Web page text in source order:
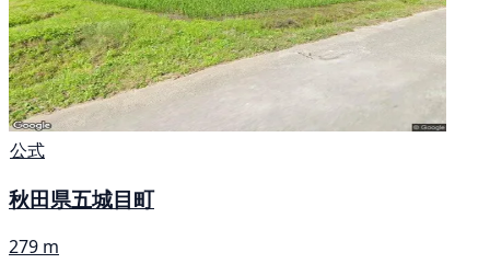
公式
秋田県五城目町
279 m